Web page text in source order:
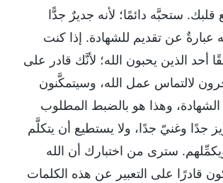
ستحبَّه دائمًا؛ لأنه جديرٌ جدًّا
عن تقديم للشهادة. إذا كنت
الذين يحبون الله؛ لأنَّك قادر على
لالتماس عمل الله، وسيتمكَّنون
وهذا هو بالضبط المطلوب
جدًا وغنيّ جدًا، ولا يستطيع أن يتكلَّم
سترى من اختبارك أن الله
قادرًا على التعبير عن هذه الكلمات